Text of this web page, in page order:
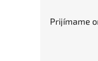
Prijímame